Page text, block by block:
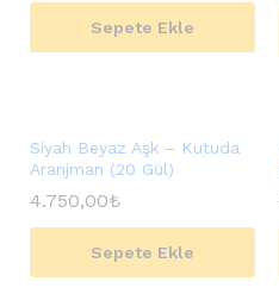
Sepete Ekle
Siyah Beyaz Aşk – Kutuda
Aranjman (20 Gül)
4.750,00₺
Sepete Ekle